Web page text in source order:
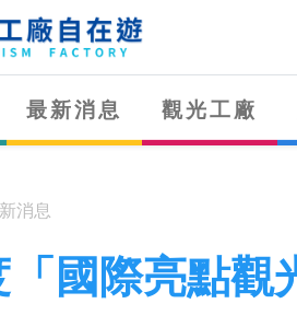
最新消息 觀光工廠
消息
「國際亮點